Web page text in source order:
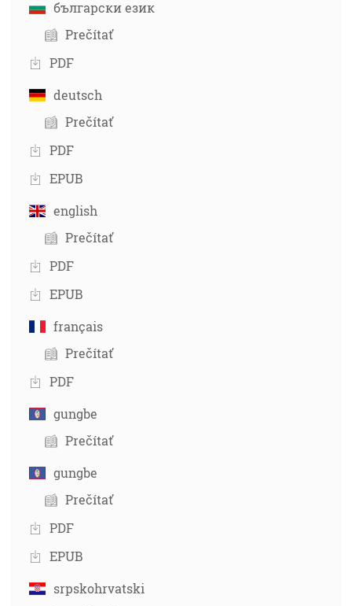
български език
Prečítať
PDF
deutsch
Prečítať
PDF
EPUB
english
Prečítať
PDF
EPUB
français
Prečítať
PDF
gungbe
Prečítať
gungbe
Prečítať
PDF
EPUB
srpskohrvatski